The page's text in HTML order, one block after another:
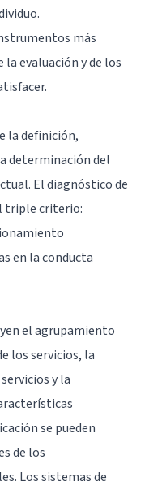
más
la evaluación y de los
la definición,
determinación del
El diagnóstico de
triple criterio:
en la conducta
el agrupamiento
los servicios, la
y la
se pueden
de los
Los sistemas de